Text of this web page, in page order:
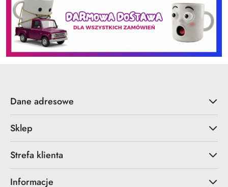
Dane adresowe
Sklep
Strefa klienta
Informacje